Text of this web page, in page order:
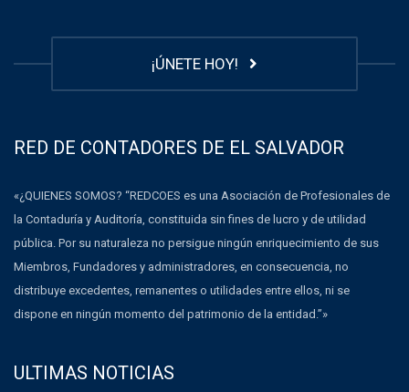
¡ÚNETE HOY!
RED DE CONTADORES DE EL SALVADOR
«¿QUIENES SOMOS? “REDCOES es una Asociación de Profesionales de
la Contaduría y Auditoría, constituida sin fines de lucro y de utilidad
pública. Por su naturaleza no persigue ningún enriquecimiento de sus
Miembros, Fundadores y administradores, en consecuencia, no
distribuye excedentes, remanentes o utilidades entre ellos, ni se
dispone en ningún momento del patrimonio de la entidad.”»
ULTIMAS NOTICIAS